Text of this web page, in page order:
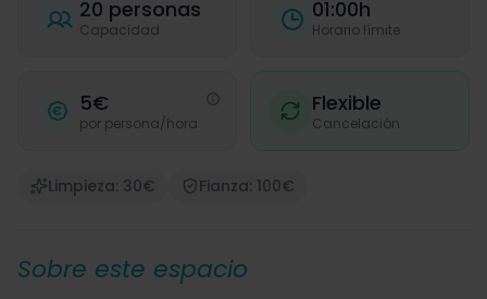
20 personas
Capacidad
01:00h
Horario límite
5€
por persona/hora
Flexible
Cancelación
Limpieza: 30€ Fianza: 100€
Sobre este espacio